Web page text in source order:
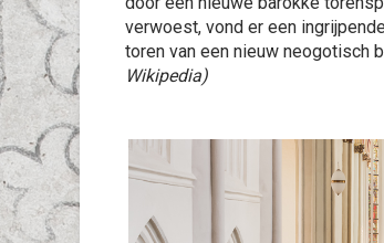
verwoest, vond er een
toren van een nieuw neogotisch
Wikipedia)